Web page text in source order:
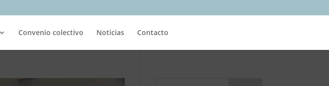
Convenio colectivo Noticias Contacto